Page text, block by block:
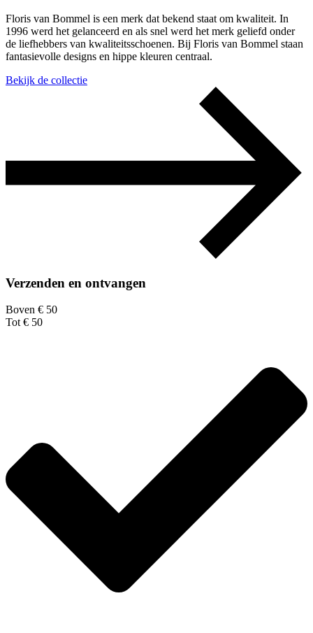
Floris van Bommel is een merk dat bekend staat om kwaliteit. In
1996 werd het gelanceerd en als snel werd het merk geliefd onder
de liefhebbers van kwaliteitsschoenen. Bij Floris van Bommel staan
fantasievolle designs en hippe kleuren centraal.
Bekijk de collectie
Verzenden en ontvangen
Boven € 50
Tot € 50